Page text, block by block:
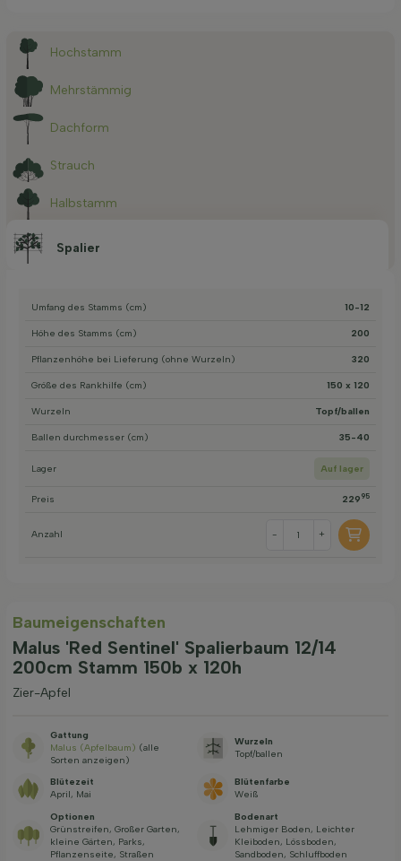
Spalier
Hochstamm
Mehrstämmig
Dachform
Strauch
Halbstamm
Umfang des Stamms (cm) 10-12
Höhe des Stamms (cm) 200
Pflanzenhöhe bei Lieferung (ohne Wurzeln) 320
Größe des Rankhilfe (cm) 150 x 120
Wurzeln Topf/ballen
Ballen durchmesser (cm) 35-40
Lager Auf lager
Preis 229 95
Anzahl - +
Baum­eigen­schaften
Malus 'Red Sentinel' Spalierbaum 12/14
200cm Stamm 150b x 120h
Zier-Apfel
Gattung
Malus (Apfelbaum) (alle
Sorten anzeigen)
Wurzeln
Topf/ballen
Blütezeit
April, Mai
Blütenfarbe
Weiß
Optionen
Grünstreifen, Großer Garten,
kleine Gärten, Parks,
Pflanzenseite, Straßen
Bodenart
Lehmiger Boden, Leichter
Kleiboden, Lössboden,
Sandboden, Schluffboden